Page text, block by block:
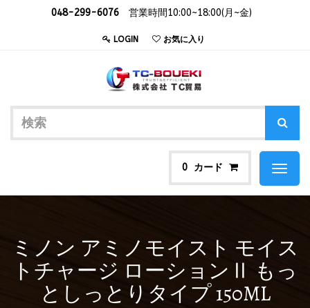
048-299-6076 営業時間10:00~18:00(月~金)
LOGIN お気に入り
0 カード
Toggle
ミノン アミノモイスト モイス
トチャージ ローションⅡ もっ
としっとりタイプ 150ML